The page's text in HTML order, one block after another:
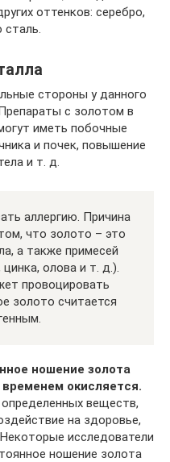
оттенков: серебро,
сталь.
стороны у данного
с золотом в
иметь побочные
и почек, повышение
и т. д.
аллергию. Причина
что золото – это
а также примесей
олова и т. д.).
провоцировать
золото считается
ношение золота
окисляется.
веществ,
на здоровье,
исследователи
ношение золота